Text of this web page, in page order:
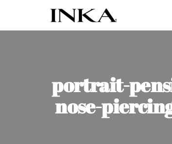
accesorios
portrait-
nose-